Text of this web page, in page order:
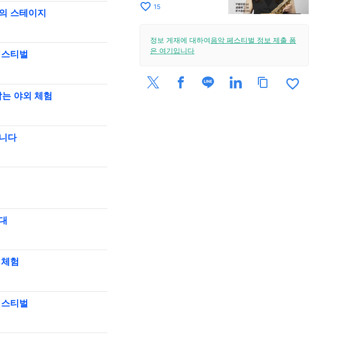
스테이지
티벌
야외 체험
다
험
티벌
다! 콰르텟 투어 교토
favorite_border 15
정보 게재에 대하여음악 페스티벌 정보 제출 폼
은 여기입니다
content_copy favorite_border